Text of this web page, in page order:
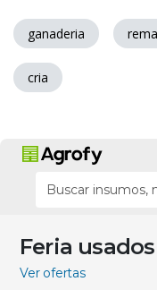
ganaderia
cria
Feria
Ver ofertas